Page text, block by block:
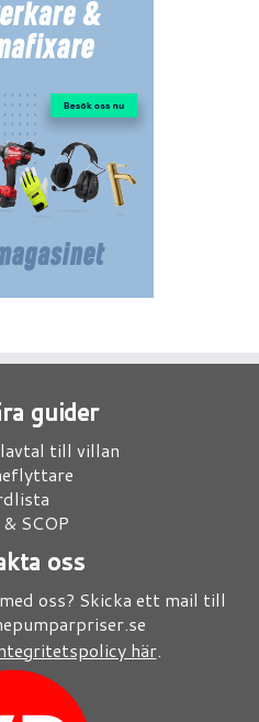
guider
till villan
SCOP
oss
oss? Skicka ett mail till
här.